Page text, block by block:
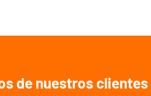
de nuestros clientes